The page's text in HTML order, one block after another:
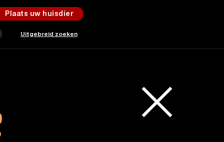
Plaats uw huisdier
Uitgebreid zoeken